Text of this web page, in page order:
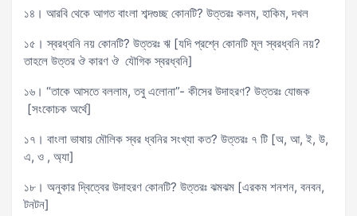
১৪। আরবি থেকে আগত বাংলা শব্দগুচ্ছ কোনটি? উত্তরঃ কলম, হাকিম, দখল
১৫। স্বরধ্বনি নয় কোনটি? উত্তরঃ ঋ [যদি প্রশ্নে কোনটি মূল স্বরধ্বনি নয়?
তাহলে উত্তর ঔ কারণ ঔ যৌগিক স্বরধ্বনি]
১৬। “তাকে আসতে বললাম, তবু এলোনা”- কীসের উদাহরণ? উত্তরঃ যোজক
[সংকোচক অর্থে]
১৭। বাংলা ভাষায় মৌলিক স্বর ধ্বনির সংখ্যা কত? উত্তরঃ ৭ টি [অ, আ, ই, উ,
এ, ও , অ্যা]
১৮। অনুকার দ্বিত্বের উদাহরণ কোনটি? উত্তরঃ ঝমঝম [এরকম শনশন, বনবন,
টনটন]